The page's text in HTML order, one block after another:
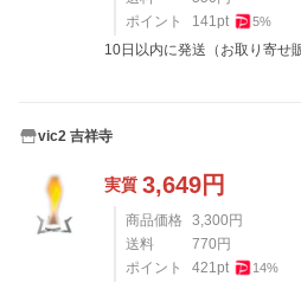
ポイント
141pt 5%
10日以内に発送（お取り寄せ
vic2 吉祥寺
実質 3,649円
商品価格 3,300 円
送料
770 円
ポイント
421pt 14%